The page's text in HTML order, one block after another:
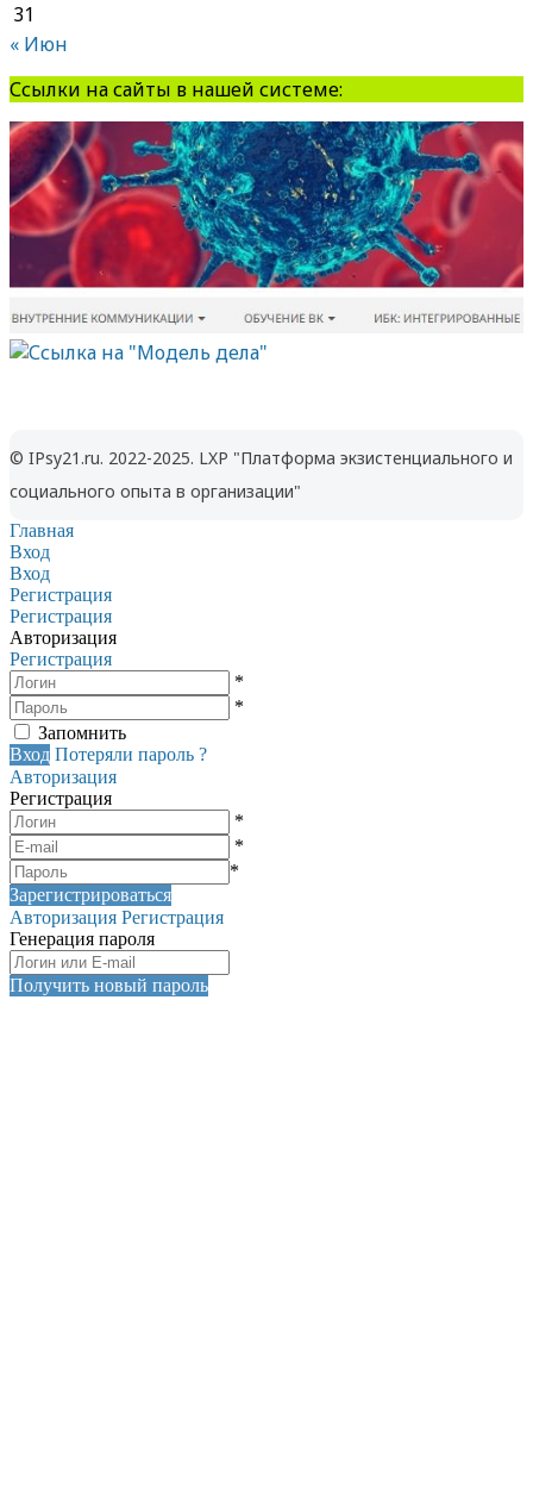
31
« Июн
Ссылки на сайты в нашей системе:
© IPsy21.ru. 2022-2025. LXP "Платформа экзистенциального и
социального опыта в организации"
Главная
Вход
Вход
Регистрация
Регистрация
Авторизация
Регистрация
*
*
Запомнить
Вход Потеряли пароль ?
Авторизация
Регистрация
*
*
*
Зарегистрироваться
Авторизация Регистрация
Генерация пароля
Получить новый пароль